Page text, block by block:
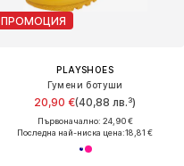
ПРОМОЦИЯ
PLAYSHOES
Гумени ботуши
20,90 €(40,88 лв.³)
Първоначално: 24,90 €
Последна най-ниска цена:18,81 €